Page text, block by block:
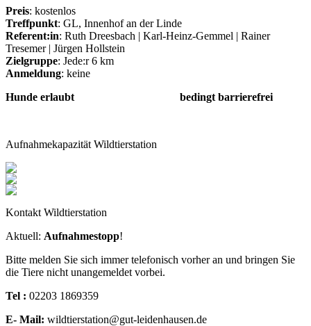
Preis: kostenlos
Treffpunkt: GL, Innenhof an der Linde
Referent:in: Ruth Dreesbach | Karl-Heinz-Gemmel | Rainer
Tresemer | Jürgen Hollstein
Zielgruppe: Jede:r 6 km
Anmeldung: keine
Hunde erlaubt bedingt barrierefrei
Aufnahmekapazität Wildtierstation
Kontakt Wildtierstation
Aktuell: Aufnahmestopp!
Bitte melden Sie sich immer telefonisch vorher an und bringen Sie
die Tiere nicht unangemeldet vorbei.
Tel : 02203 1869359
E- Mail: wildtierstation@gut-leidenhausen.de